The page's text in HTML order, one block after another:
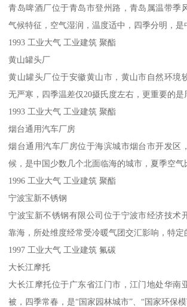
青岛啤酒厂位于青岛市登州路，青岛属温带季
气候特征，空气湿润，温度适中，四季分明，是
1993 工业大气 工业建筑 聚酯
黄山罐头厂
黄山罐头厂位于安徽黄山市，黄山市自然环境
无严寒，四季温差仅20摄氏度左右，更重要的是
1993 工业大气 工业建筑 聚酯
烟台通用汽车厂房
烟台通用汽车厂房位于海滨城市烟台市开发区
候，是中国少数几个北面临海的城市，夏季空气
1996 工业大气 工业建筑 聚酯
宁波宝新不锈钢
宁波宝新不锈钢有限公司位于宁波市经济技术
靠海，所处维度经常受冷暖气团交汇影响，特定
1997 工业大气 工业建筑 氟碳
大长江摩托
大长江摩托位于广东省江门市，江门地处华南
被，四季常春，是“国家园林城市”、“国家环保模